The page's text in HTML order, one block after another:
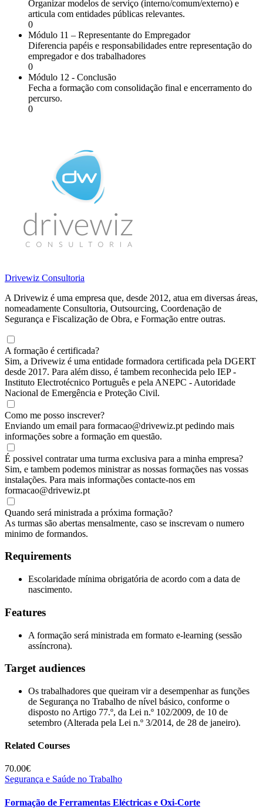
Organizar modelos de serviço (interno/comum/externo) e
articula com entidades públicas relevantes.
0
Módulo 11 – Representante do Empregador
Diferencia papéis e responsabilidades entre representação do
empregador e dos trabalhadores
0
Módulo 12 - Conclusão
Fecha a formação com consolidação final e encerramento do
percurso.
0
Drivewiz Consultoria
A Drivewiz é uma empresa que, desde 2012, atua em diversas áreas,
nomeadamente Consultoria, Outsourcing, Coordenação de
Segurança e Fiscalização de Obra, e Formação entre outras.
A formação é certificada?
Sim, a Drivewiz é uma entidade formadora certificada pela DGERT
desde 2017. Para além disso, é tambem reconhecida pelo IEP -
Instituto Electrotécnico Português e pela ANEPC - Autoridade
Nacional de Emergência e Proteção Civil.
Como me posso inscrever?
Enviando um email para formacao@drivewiz.pt pedindo mais
informações sobre a formação em questão.
É possivel contratar uma turma exclusiva para a minha empresa?
Sim, e tambem podemos ministrar as nossas formações nas vossas
instalações. Para mais informações contacte-nos em
formacao@drivewiz.pt
Quando será ministrada a próxima formação?
As turmas são abertas mensalmente, caso se inscrevam o numero
minimo de formandos.
Requirements
Escolaridade mínima obrigatória de acordo com a data de
nascimento.
Features
A formação será ministrada em formato e-learning (sessão
assíncrona).
Target audiences
Os trabalhadores que queiram vir a desempenhar as funções
de Segurança no Trabalho de nível básico, conforme o
disposto no Artigo 77.º, da Lei n.º 102/2009, de 10 de
setembro (Alterada pela Lei n.º 3/2014, de 28 de janeiro).
Related Courses
70.00€
Segurança e Saúde no Trabalho
Formação de Ferramentas Eléctricas e Oxi-Corte